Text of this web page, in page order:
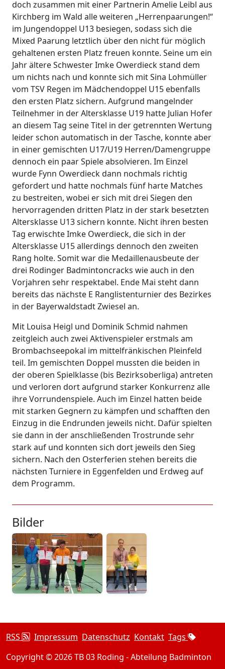
doch zusammen mit einer Partnerin Amelie Leibl aus
Kirchberg im Wald alle weiteren „Herrenpaarungen!“
im Jungendoppel U13 besiegen, sodass sich die
Mixed Paarung letztlich über den nicht für möglich
gehaltenen ersten Platz freuen konnte. Seine um ein
Jahr ältere Schwester Imke Owerdieck stand dem
um nichts nach und konnte sich mit Sina Lohmüller
vom TSV Regen im Mädchendoppel U15 ebenfalls
den ersten Platz sichern. Aufgrund mangelnder
Teilnehmer in der Altersklasse U19 hatte Julian Hofer
an diesem Tag seine Titel in der getrennten Wertung
leider schon automatisch in der Tasche, konnte aber
in einer gemischten U17/U19 Herren/Damengruppe
dennoch ein paar Spiele absolvieren. Im Einzel
wurde Fynn Owerdieck dann nochmals richtig
gefordert und hatte nochmals fünf harte Matches
zu bestreiten, wobei er sich mit drei Siegen den
hervorragenden dritten Platz in der stark besetzten
Altersklasse U13 sichern konnte. Nicht ihren besten
Tag erwischte Imke Owerdieck, die sich in der
Altersklasse U15 allerdings dennoch den zweiten
Rang holte. Somit war die Medaillenausbeute der
drei Rodinger Badmintoncracks wie auch in den
Vorjahren sehr respektabel. Ende Mai steht dann
bereits das nächste E Ranglistenturnier des Bezirkes
in der Bayerwaldstadt Zwiesel an.
Mit Louisa Heigl und Dominik Schmid nahmen
zeitgleich auch zwei Aktivenspieler erstmals am
Brombachseepokal im mittelfränkischen Pleinfeld
teil. Im gemischten Doppel mussten die beiden in
der oberen Spielklasse (bis Bezirksoberliga) antreten
und verloren dort aufgrund starker Konkurrenz alle
ihre Vorrundenspiele. Auch im Einzel hatten beide
mit starken Gegnern zu kämpfen und schafften den
Einzug in die Endrunden jeweils nicht. Dafür spielten
sie dann in der anschließenden Trostrunde sehr
stark auf und konnten sich dort jeweils den Sieg
sichern. Nach den Osterferien stehen bereits die
nächsten Turniere in Eggenfelden und Erdweg auf
dem Programm.
Bilder
RSS Impressum Datenschutz Kontakt Tags
Copyright © 2026 TB 03 Roding - Abteilung Badminton